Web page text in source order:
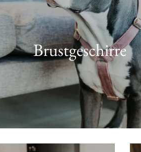
Brustgeschirre